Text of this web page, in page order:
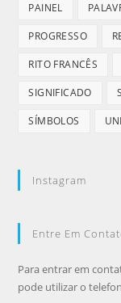
PAINEL
PROGRESSO
RITO FRANCÊS
SIGNIFICADO
SÍMBOLOS
Instagram
Entre Em
Para entrar em
pode utilizar o